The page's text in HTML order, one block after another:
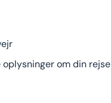
oplysninger om din rejse